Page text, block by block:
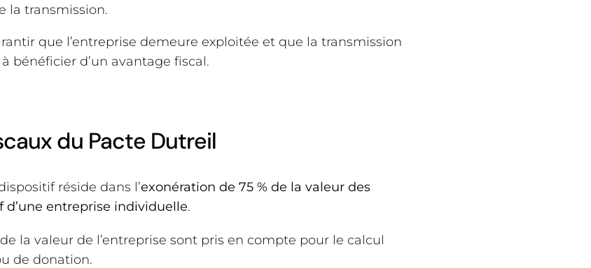
la transmission.
que l’entreprise demeure exploitée et que la transmission
bénéficier d’un avantage fiscal.
du Pacte Dutreil
réside dans l’exonération de 75 % de la valeur des
d’une entreprise individuelle.
la valeur de l’entreprise sont pris en compte pour le calcul
de donation.